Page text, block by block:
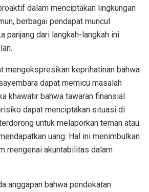
dalam menciptakan lingkungan
berbagai pendapat muncul
panjang dari langkah-langkah ini
mengekspresikan keprihatinan bahwa
dapat memicu masalah
khawatir bahwa tawaran finansial
dapat menciptakan situasi di
untuk melaporkan teman atau
uang. Hal ini menimbulkan
mengenai akuntabilitas dalam
anggapan bahwa pendekatan